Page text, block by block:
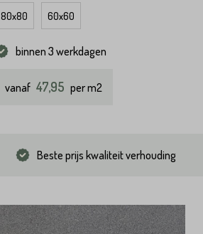
80x80 60x60
binnen 3 werkdagen
vanaf 47,95 per m2
Beste prijs kwaliteit verhouding